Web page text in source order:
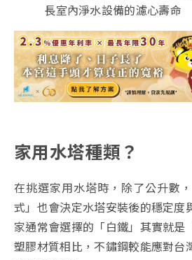
長室內淨水設備的濾心壽命
家用水塔種類？
在挑選家用水塔時，除了公升數
式」也會決定水塔安裝後的穩定度
家通常會選擇的「白鐵」其實就是
塑膠材質相比，不鏽鋼較能應對台